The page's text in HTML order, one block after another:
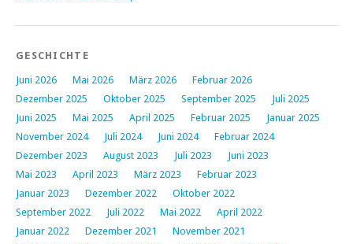
GESCHICHTE
Juni 2026 Mai 2026 März 2026
Februar 2026
Dezember 2025
Oktober 2025 September 2025
Juli 2025
Juni 2025
Mai 2025 April 2025 Februar 2025
Januar 2025
November 2024
Juli 2024 Juni 2024
Februar 2024
Dezember 2023
August 2023 Juli 2023
Juni 2023
Mai 2023
April 2023 März 2023
Februar 2023
Januar 2023
Dezember 2022
Oktober 2022
September 2022
Juli 2022 Mai 2022
April 2022
Januar 2022
Dezember 2021
November 2021